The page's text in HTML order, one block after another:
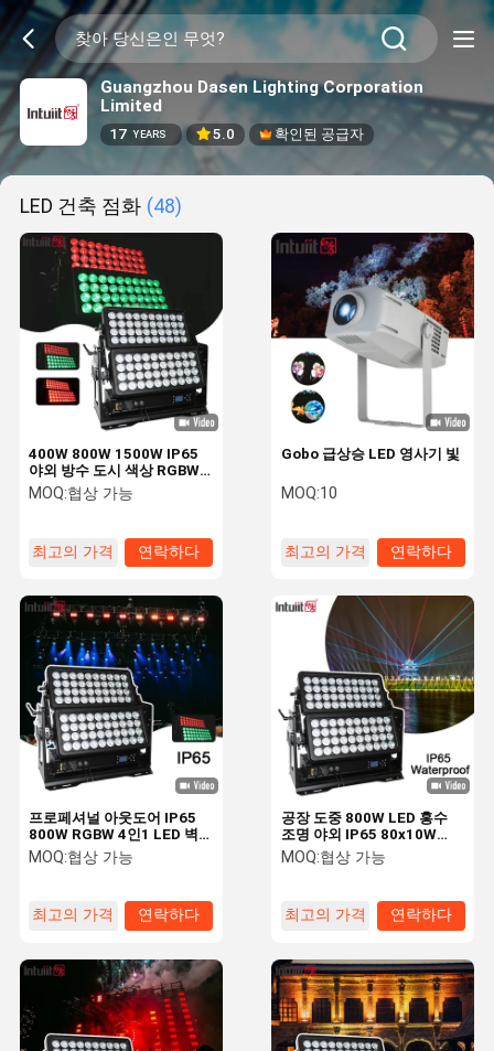
Guangzhou Dasen Lighting Corporation
Limited
17 YEARS 5.0 확인된 공급자
LED 건축 점화 (48)
400W 800W 1500W IP65
야외 방수 도시 색상 RGBW
스트로브 무대 조명 Dmx
LED 벽 세탁기 빛
MOQ:협상 가능
최고의 가격 연락하다
Gobo 급상승 LED 영사기 빛
MOQ:10
최고의 가격 연락하다
프로페셔널 아웃도어 IP65
800W RGBW 4인1 LED 벽
세탁기 듀플 레이어 랜드스케
이프 건축 세탁등 도시 색상
MOQ:협상 가능
최고의 가격 연락하다
공장 도중 800W LED 홍수
조명 야외 IP65 80x10W
RGBW 4in1 스테이지 세탁
조명 프로젝터 도시 미용 정
MOQ:협상 가능
최고의 가격 연락하다